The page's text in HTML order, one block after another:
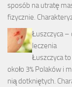
sposób na utratę
fizycznie.
Łuszczyca
leczenia
Łuszczyca
około 3% Polaków i
nią dotkniętych.